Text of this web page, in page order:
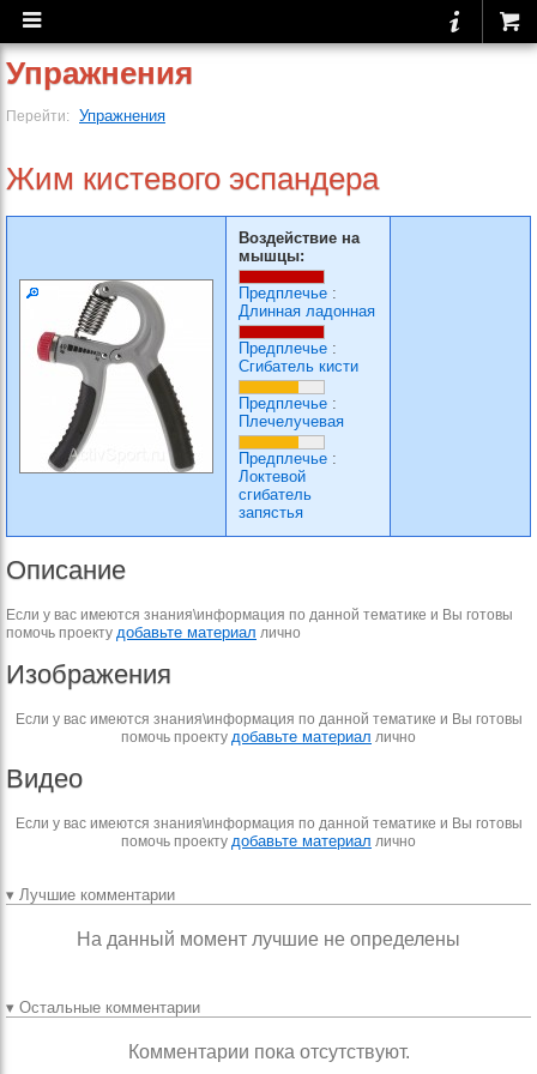
Упражнения
Перейти: Упражнения
Жим кистевого эспандера
Воздействие на
мышцы:
Предплечье :
Длинная ладонная
Предплечье :
Сгибатель кисти
Предплечье :
Плечелучевая
Предплечье :
Локтевой
сгибатель
запястья
Описание
Если у вас имеются знания\информация по данной тематике и Вы готовы
помочь проекту добавьте материал лично
Изображения
Если у вас имеются знания\информация по данной тематике и Вы готовы
помочь проекту добавьте материал лично
Видео
Если у вас имеются знания\информация по данной тематике и Вы готовы
помочь проекту добавьте материал лично
▾ Лучшие комментарии
На данный момент лучшие не определены
▾ Остальные комментарии
Комментарии пока отсутствуют.